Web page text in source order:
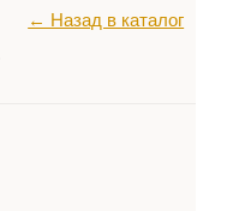
← Назад в каталог